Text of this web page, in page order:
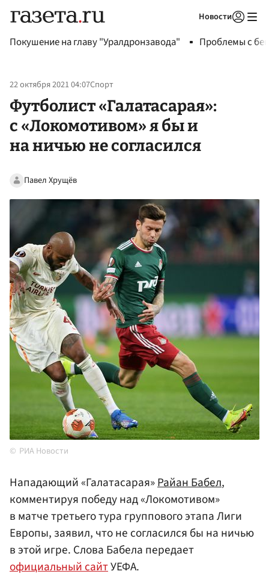
Новости
Покушение на главу "Уралдронзавода" Проблемы с
22 октября 2021 04:07Спорт
Футболист «Галатасарая»:
с «Локомотивом» я бы и
на ничью не согласился
Павел Хрущёв
РИА Новости
Нападающий «Галатасарая»Райан Бабел,
комментируя победу над «Локомотивом»
в матче третьего тура группового этапа Лиги
Европы, заявил, что не согласился бы на ничью
в этой игре. Слова Бабела передает
официальный сайтУЕФА.